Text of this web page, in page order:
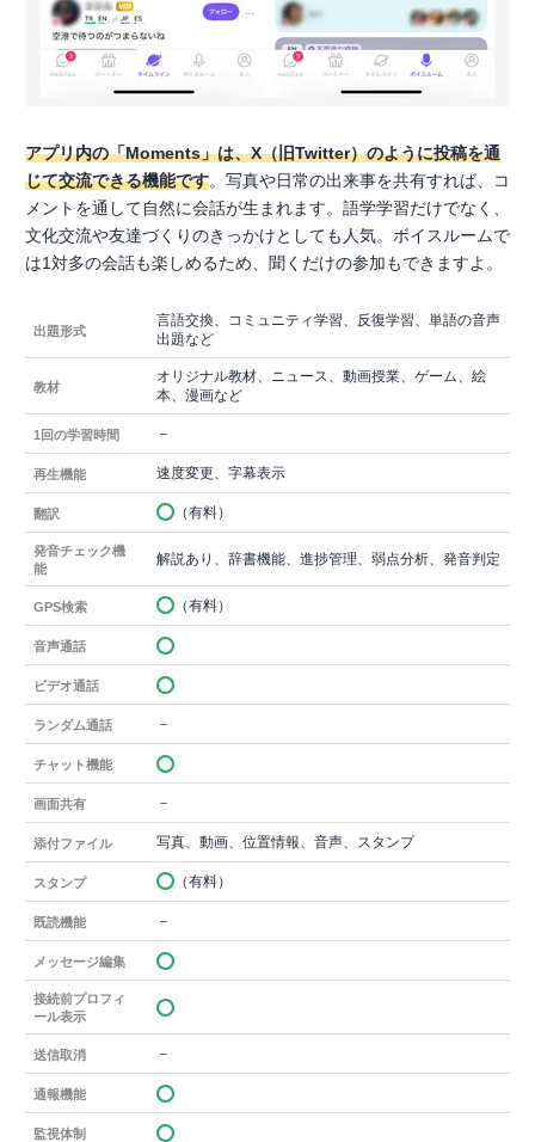
アプリ内の「Moments」は、X（旧Twitter）のように投稿を通
じて交流できる機能です。写真や日常の出来事を共有すれば、コ
メントを通して自然に会話が生まれます。語学学習だけでなく、
文化交流や友達づくりのきっかけとしても人気。ボイスルームで
は1対多の会話も楽しめるため、聞くだけの参加もできますよ。
出題形式
言語交換、コミュニティ学習、反復学習、単語の音声
出題など
教材
オリジナル教材、ニュース、動画授業、ゲーム、絵
本、漫画など
1回の学習時間 －
再生機能 速度変更、字幕表示
翻訳 （有料）
発音チェック機
能
解説あり、辞書機能、進捗管理、弱点分析、発音判定
GPS検索 （有料）
音声通話
ビデオ通話
ランダム通話 －
チャット機能
画面共有 －
添付ファイル 写真、動画、位置情報、音声、スタンプ
スタンプ （有料）
既読機能 －
メッセージ編集
接続前プロフィ
ール表示
送信取消 －
通報機能
監視体制